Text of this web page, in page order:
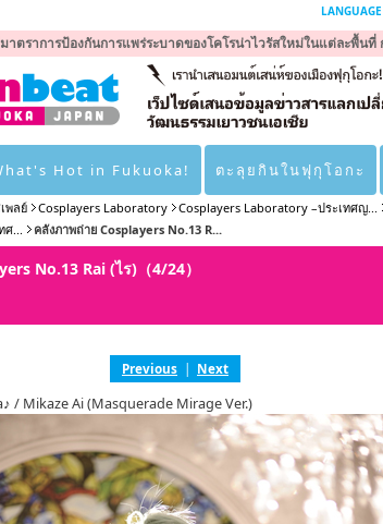
ตราการป้องกันการแพร่ระบาดของโคโรน่าไวรัสใหม่ในแต่ละพื้น
LANGUAGE
Hot in Fukuoka! ตะลุยกินในฟุกุโอกะ
พลย์ Cosplayers Laboratory
Cosplayers Laboratory –ประเทศญ...
ศ...
คลังภาพถ่าย Cosplayers No.13 R...
No.13 Rai (ไร)（4/24）
Previous | Next
/ Mikaze Ai (Masquerade Mirage Ver.)